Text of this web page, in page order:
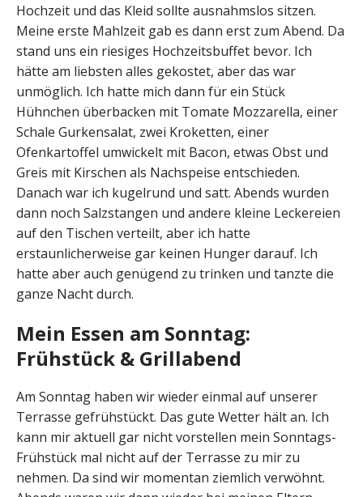
Hochzeit und das Kleid sollte ausnahmslos sitzen.
Meine erste Mahlzeit gab es dann erst zum Abend. Da
stand uns ein riesiges Hochzeitsbuffet bevor. Ich
hätte am liebsten alles gekostet, aber das war
unmöglich. Ich hatte mich dann für ein Stück
Hühnchen überbacken mit Tomate Mozzarella, einer
Schale Gurkensalat, zwei Kroketten, einer
Ofenkartoffel umwickelt mit Bacon, etwas Obst und
Greis mit Kirschen als Nachspeise entschieden.
Danach war ich kugelrund und satt. Abends wurden
dann noch Salzstangen und andere kleine Leckereien
auf den Tischen verteilt, aber ich hatte
erstaunlicherweise gar keinen Hunger darauf. Ich
hatte aber auch genügend zu trinken und tanzte die
ganze Nacht durch.
Mein Essen am Sonntag:
Frühstück & Grillabend
Am Sonntag haben wir wieder einmal auf unserer
Terrasse gefrühstückt. Das gute Wetter hält an. Ich
kann mir aktuell gar nicht vorstellen mein Sonntags-
Frühstück mal nicht auf der Terrasse zu mir zu
nehmen. Da sind wir momentan ziemlich verwöhnt.